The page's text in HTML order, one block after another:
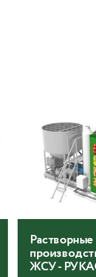
ЖСУ -